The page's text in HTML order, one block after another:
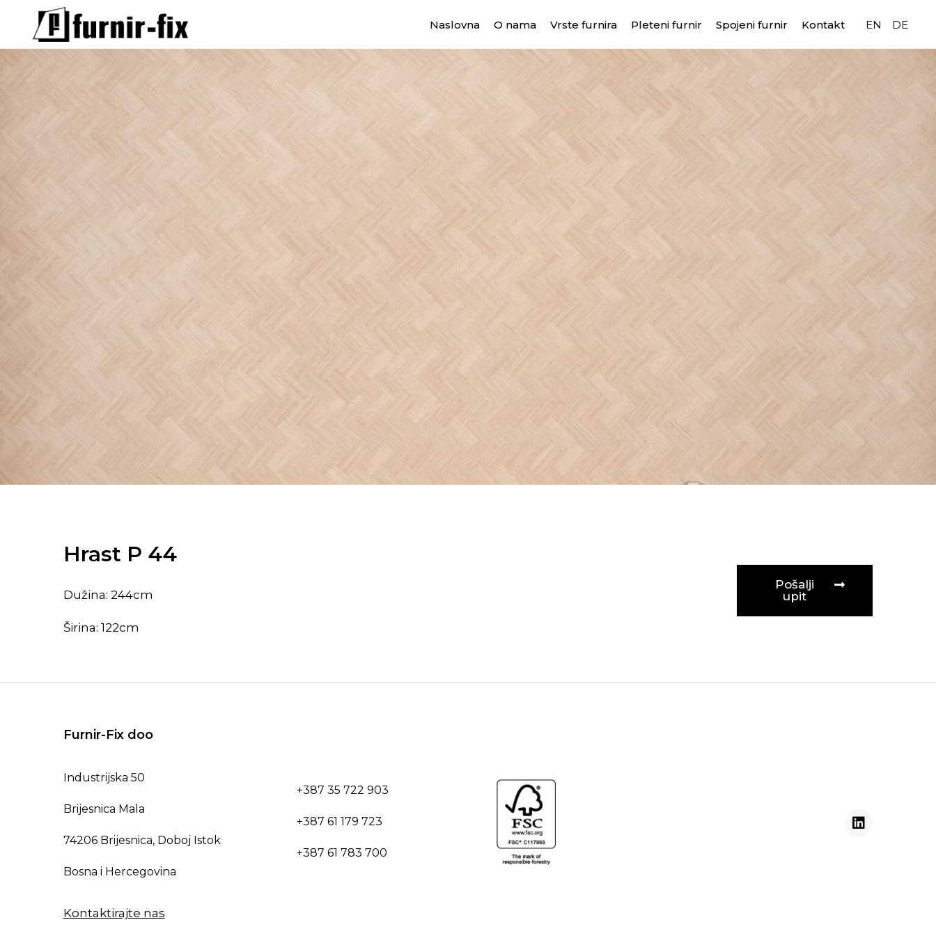
Naslovna O nama Vrste furnira Pleteni furnir Spojeni furnir Kontakt EN DE
Hrast P 44
Dužina: 244cm
Širina: 122cm
Pošalji
upit
Furnir-Fix doo
Industrijska 50
Brijesnica Mala
74206 Brijesnica, Doboj Istok
Bosna i Hercegovina
Kontaktirajte nas
+387 35 722 903
+387 61 179 723
+387 61 783 700